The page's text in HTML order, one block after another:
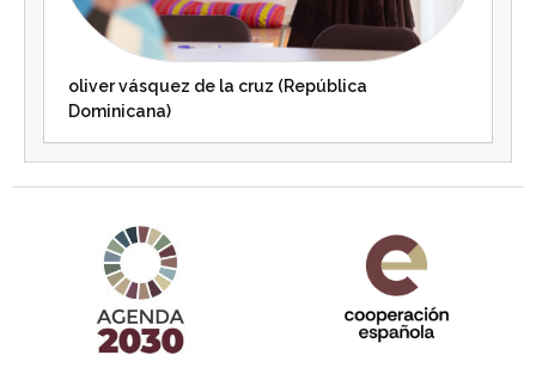
oliver vásquez de la cruz (República
Dominicana)